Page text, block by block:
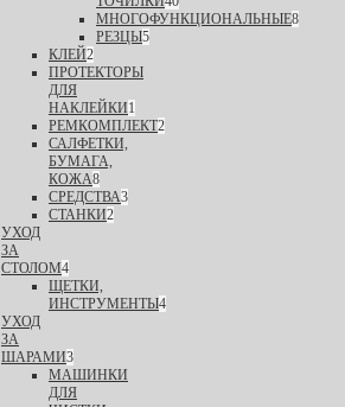
МНОГОФУНКЦИОНАЛЬНЫЕ8
РЕЗЦЫ5
КЛЕЙ2
ПРОТЕКТОРЫ
ДЛЯ
НАКЛЕЙКИ1
РЕМКОМПЛЕКТ2
САЛФЕТКИ,
БУМАГА,
КОЖА8
СРЕДСТВА3
СТАНКИ2
УХОД
ЗА
СТОЛОМ4
ЩЕТКИ,
ИНСТРУМЕНТЫ4
УХОД
ЗА
ШАРАМИ3
МАШИНКИ
ДЛЯ